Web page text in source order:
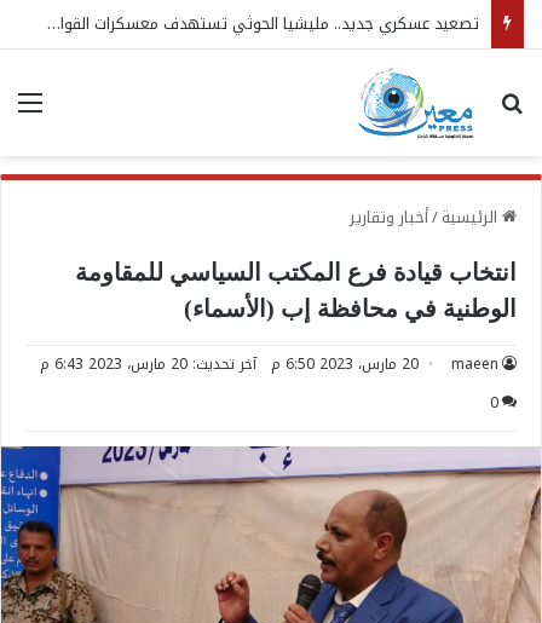
تصعيد عسكري جديد.. مليشيا الحوثي تستهدف معسكرات القوات المسلحة
بحث عن
الرئيسية/أخبار وتقارير
انتخاب قيادة فرع المكتب السياسي للمقاومة
الوطنية في محافظة إب (الأسماء)
maeen 20 مارس، 2023 6:50 م
آخر تحديث: 20 مارس، 2023 6:43 م
0